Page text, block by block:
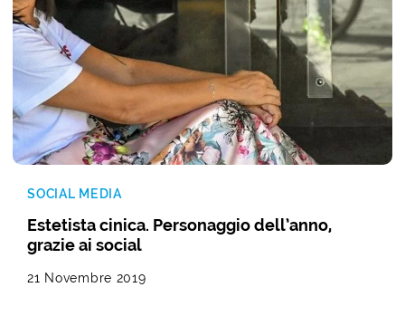
SOCIAL MEDIA
Estetista cinica. Personaggio dell’anno,
grazie ai social
21 Novembre 2019